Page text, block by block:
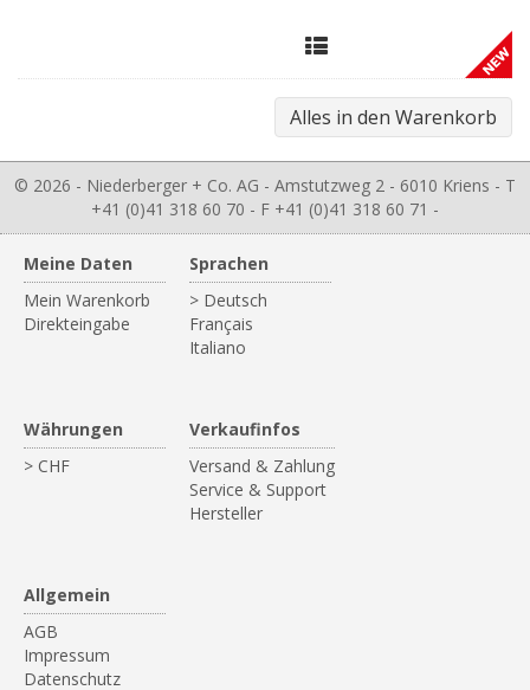
© 2026 - Niederberger + Co. AG - Amstutzweg 2 - 6010 Kriens - T
+41 (0)41 318 60 70 - F +41 (0)41 318 60 71 -
Meine Daten
Mein Warenkorb
Direkteingabe
Sprachen
> Deutsch
Français
Italiano
Währungen
> CHF
Verkaufinfos
Versand & Zahlung
Service & Support
Hersteller
Allgemein
AGB
Impressum
Datenschutz